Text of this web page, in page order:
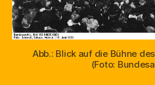
Abb.: Blick auf die Bühne
(Foto: